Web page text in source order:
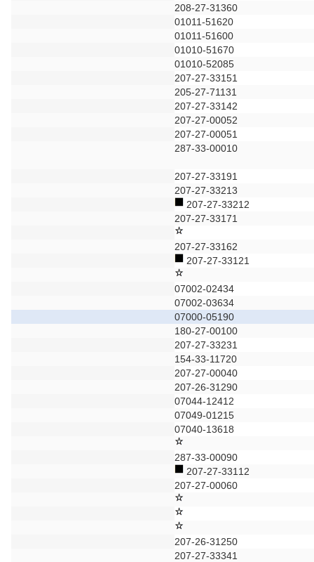
208-27-31360
01011-51620
01011-51600
01010-51670
01010-52085
207-27-33151
205-27-71131
207-27-33142
207-27-00052
207-27-00051
287-33-00010
207-27-33191
207-27-33213
207-27-33212
207-27-33171
207-27-33162
207-27-33121
07002-02434
07002-03634
07000-05190
180-27-00100
207-27-33231
154-33-11720
207-27-00040
207-26-31290
07044-12412
07049-01215
07040-13618
287-33-00090
207-27-33112
207-27-00060
207-26-31250
207-27-33341